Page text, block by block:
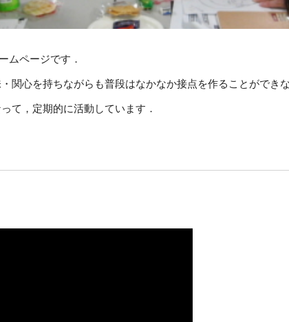
ムページです．
関心を持ちながらも普段はなかなか接点を作ることができな
て，定期的に活動しています．